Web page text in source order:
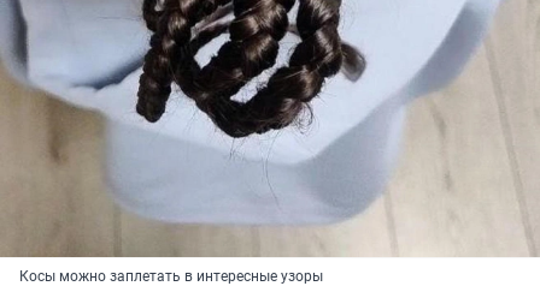
Косы можно заплетать в интересные узоры